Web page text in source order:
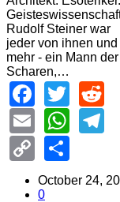
Rudolf Steiner war
jeder von ihnen und
mehr - ein Mann der
Scharen,…
Email
Copy
Link
October 24,
0